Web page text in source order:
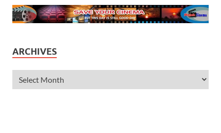
ARCHIVES